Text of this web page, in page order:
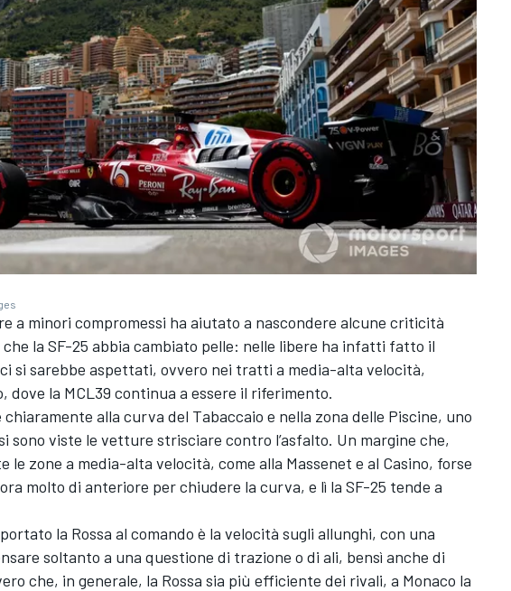
a minori compromessi ha aiutato a nascondere alcune criticità
che la SF-25 abbia cambiato pelle: nelle libere ha infatti fatto il
si sarebbe aspettati, ovvero nei tratti a media-alta velocità,
dove la MCL39 continua a essere il riferimento.
alla curva del Tabaccaio e nella zona delle Piscine, uno
sono viste le vetture strisciare contro l’asfalto. Un margine che,
le zone a media-alta velocità, come alla Massenet e al Casino, forse
molto di anteriore per chiudere la curva, e lì la SF-25 tende a
la Rossa al comando è la velocità sugli allunghi, con una
soltanto a una questione di trazione o di ali, bensì anche di
che, in generale, la Rossa sia più efficiente dei rivali, a Monaco la